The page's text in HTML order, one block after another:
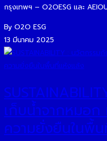
กรุงเทพฯ – O2OESG และ
By O2O ESG
13 มีนาคม 2025
เก็บน้ำจากหมอก
ความยั่งยืนในพื้